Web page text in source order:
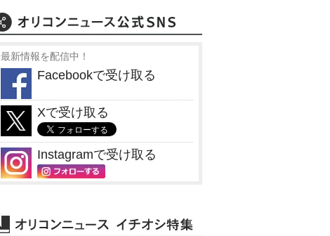
最新情報を配信中！
Facebookで受け取る
Xで受け取る
Instagramで受け取る